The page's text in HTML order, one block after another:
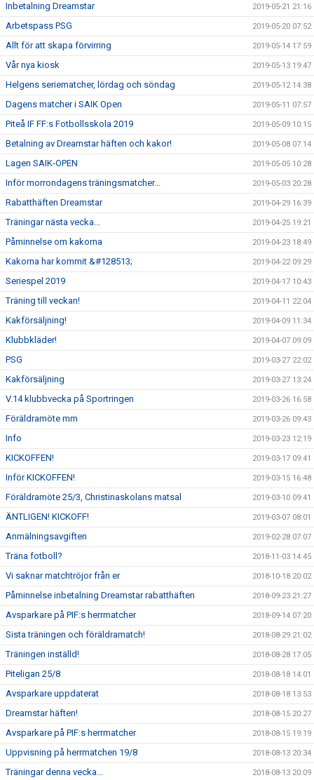
Inbetalning Dreamstar 2019-05-21 21:16
Arbetspass PSG 2019-05-20 07:52
Allt för att skapa förvirring 2019-05-14 17:59
Vår nya kiosk 2019-05-13 19:47
Helgens seriematcher, lördag och söndag 2019-05-12 14:38
Dagens matcher i SAIK Open 2019-05-11 07:57
Piteå IF FF:s Fotbollsskola 2019 2019-05-09 10:15
Betalning av Dreamstar häften och kakor! 2019-05-08 07:14
Lagen SAIK-OPEN 2019-05-05 10:28
Inför morrondagens träningsmatcher... 2019-05-03 20:28
Rabatthäften Dreamstar 2019-04-29 16:39
Träningar nästa vecka... 2019-04-25 19:21
Påminnelse om kakorna 2019-04-23 18:49
Kakorna har kommit &#128513; 2019-04-22 09:29
Seriespel 2019 2019-04-17 10:43
Träning till veckan! 2019-04-11 22:04
Kakförsäljning! 2019-04-09 11:34
Klubbkläder! 2019-04-07 09:09
PSG 2019-03-27 22:02
Kakförsäljning 2019-03-27 13:24
V.14 klubbvecka på Sportringen 2019-03-26 16:58
Föräldramöte mm 2019-03-26 09:43
Info 2019-03-23 12:19
KICKOFFEN! 2019-03-17 09:41
Inför KICKOFFEN! 2019-03-15 16:48
Föräldramöte 25/3, Christinaskolans matsal 2019-03-10 09:41
ÄNTLIGEN! KICKOFF! 2019-03-07 08:01
Anmälningsavgiften 2019-02-28 07:07
Träna fotboll? 2018-11-03 14:45
Vi saknar matchtröjor från er 2018-10-18 20:02
Påminnelse inbetalning Dreamstar rabatthäften 2018-09-23 21:27
Avsparkare på PIF:s herrmatcher 2018-09-14 07:20
Sista träningen och föräldramatch! 2018-08-29 21:02
Träningen inställd! 2018-08-28 17:05
Piteligan 25/8 2018-08-18 14:01
Avsparkare uppdaterat 2018-08-18 13:53
Dreamstar häften! 2018-08-15 20:27
Avsparkare på PIF:s herrmatcher 2018-08-15 19:19
Uppvisning på herrmatchen 19/8 2018-08-13 20:34
Träningar denna vecka... 2018-08-13 20:09